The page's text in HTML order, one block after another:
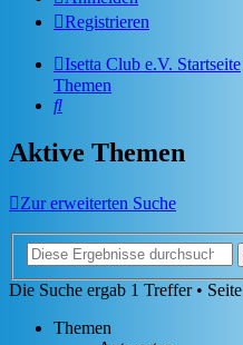
Registrieren
Isetta Club e.V. Startseite
Themen
Suche
Aktive Themen
Zur erweiterten Suche
Die Suche ergab 1 Treffer • Seite
Themen